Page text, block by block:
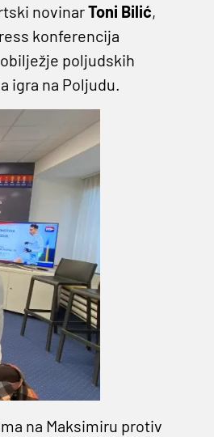
novinarToni Bilić,
konferencija
poljudskih
igra na Poljudu.
na Maksimiru protiv